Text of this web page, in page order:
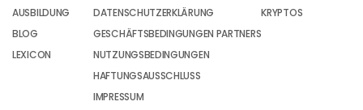
AUSBILDUNG
BLOG
LEXICON
DATENSCHUTZERKLÄRUNG
GESCHÄFTSBEDINGUNGEN PARTNERS
NUTZUNGSBEDINGUNGEN
HAFTUNGSAUSSCHLUSS
IMPRESSUM
KRYPTOS